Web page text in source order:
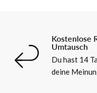
Kostenlose
Umtausch
Du hast 14
deine